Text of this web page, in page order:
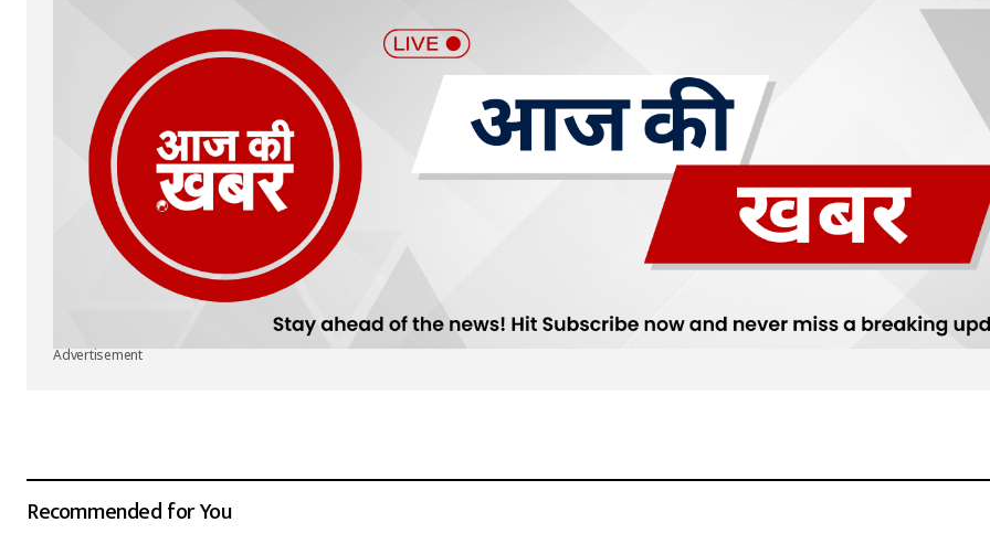
Advertisement
Recommended for You